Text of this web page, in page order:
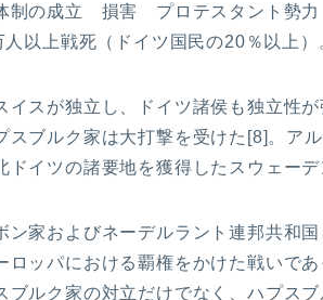
体制の成立 損害 プロテスタント勢
上戦死（ドイツ国民の20％以上）
イスが独立し、ドイツ諸侯も独立性
スブルク家は大打撃を受けた[8]。ア
ドイツの諸要地を獲得したスウェーデ
ン家およびネーデルラント連邦共和
ロッパにおける覇権をかけた戦いで
ブルク家の対立だけでなく、ハプス